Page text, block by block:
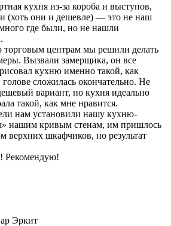
кухня из-за короба и выступов,
(хоть они и дешевле) — это не наш
где были, но не нашли
торговым центрам мы решили делать
Вызвали замерщика, он все
кухню именно такой, как
голове сложилась окончательно. Не
вариант, но кухня идеально
такой, как мне нравится.
нам установили нашу кухню-
нашим кривым стенам, им пришлось
верхних шкафчиков, но результат
Рекомендую!
Эркит